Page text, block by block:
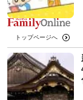
トップページへ